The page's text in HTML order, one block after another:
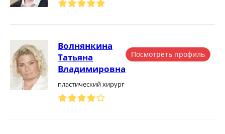
Волнянкина
Татьяна
Владимировна
пластический хирург
Посмотреть профиль